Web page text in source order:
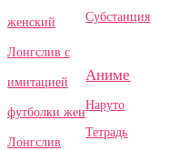
женский
Лонгслив с
имитацией
футболки жен
Лонгслив
Субстанция
Аниме
Наруто
Тетрадь